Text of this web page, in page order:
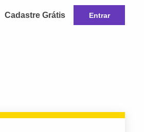
Cadastre Grátis Entrar